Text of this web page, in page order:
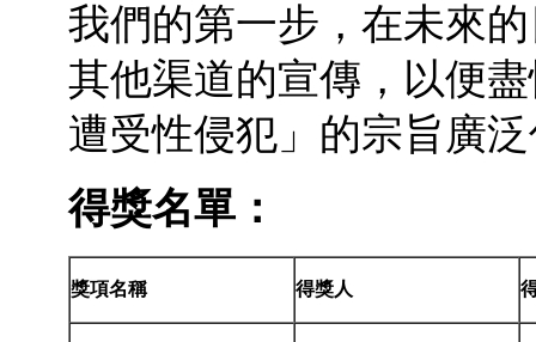
我們的第一步，在未來
其他渠道的宣傳，以便
遭受性侵犯」的宗旨廣
得獎名單：
獎項名稱 得獎人